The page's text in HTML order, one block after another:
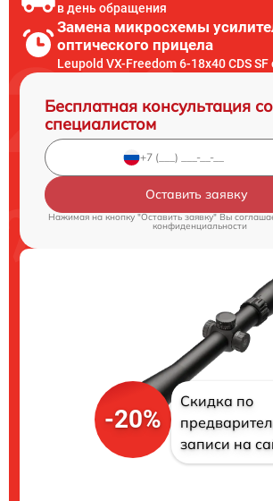
в день обращения
Замена микросхемы
оптического прицела
Leupold VX-Freedom 6-18x40 CDS
Бесплатная консультация со
специалистом
Оставить заявку
Нажимая на кнопку "Оставить заявку" Вы
конфиденциальности
-20%
Скидка по
записи на